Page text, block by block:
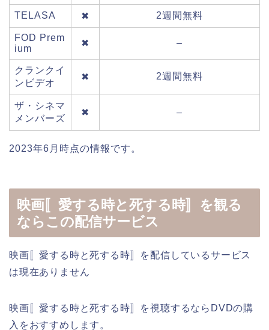
TELASA ✖ 2週間無料
FOD Prem
ium
✖ –
クランクイ
ンビデオ
✖ 2週間無料
ザ・シネマ
メンバーズ
✖ –
2023年6月時点の情報です。
映画〚愛する時と死する時〛を観る
ならこの配信サービス
映画〚愛する時と死する時〛を配信しているサービス
は現在ありません
映画〚愛する時と死する時〛を視聴するならDVDの購
入をおすすめします。